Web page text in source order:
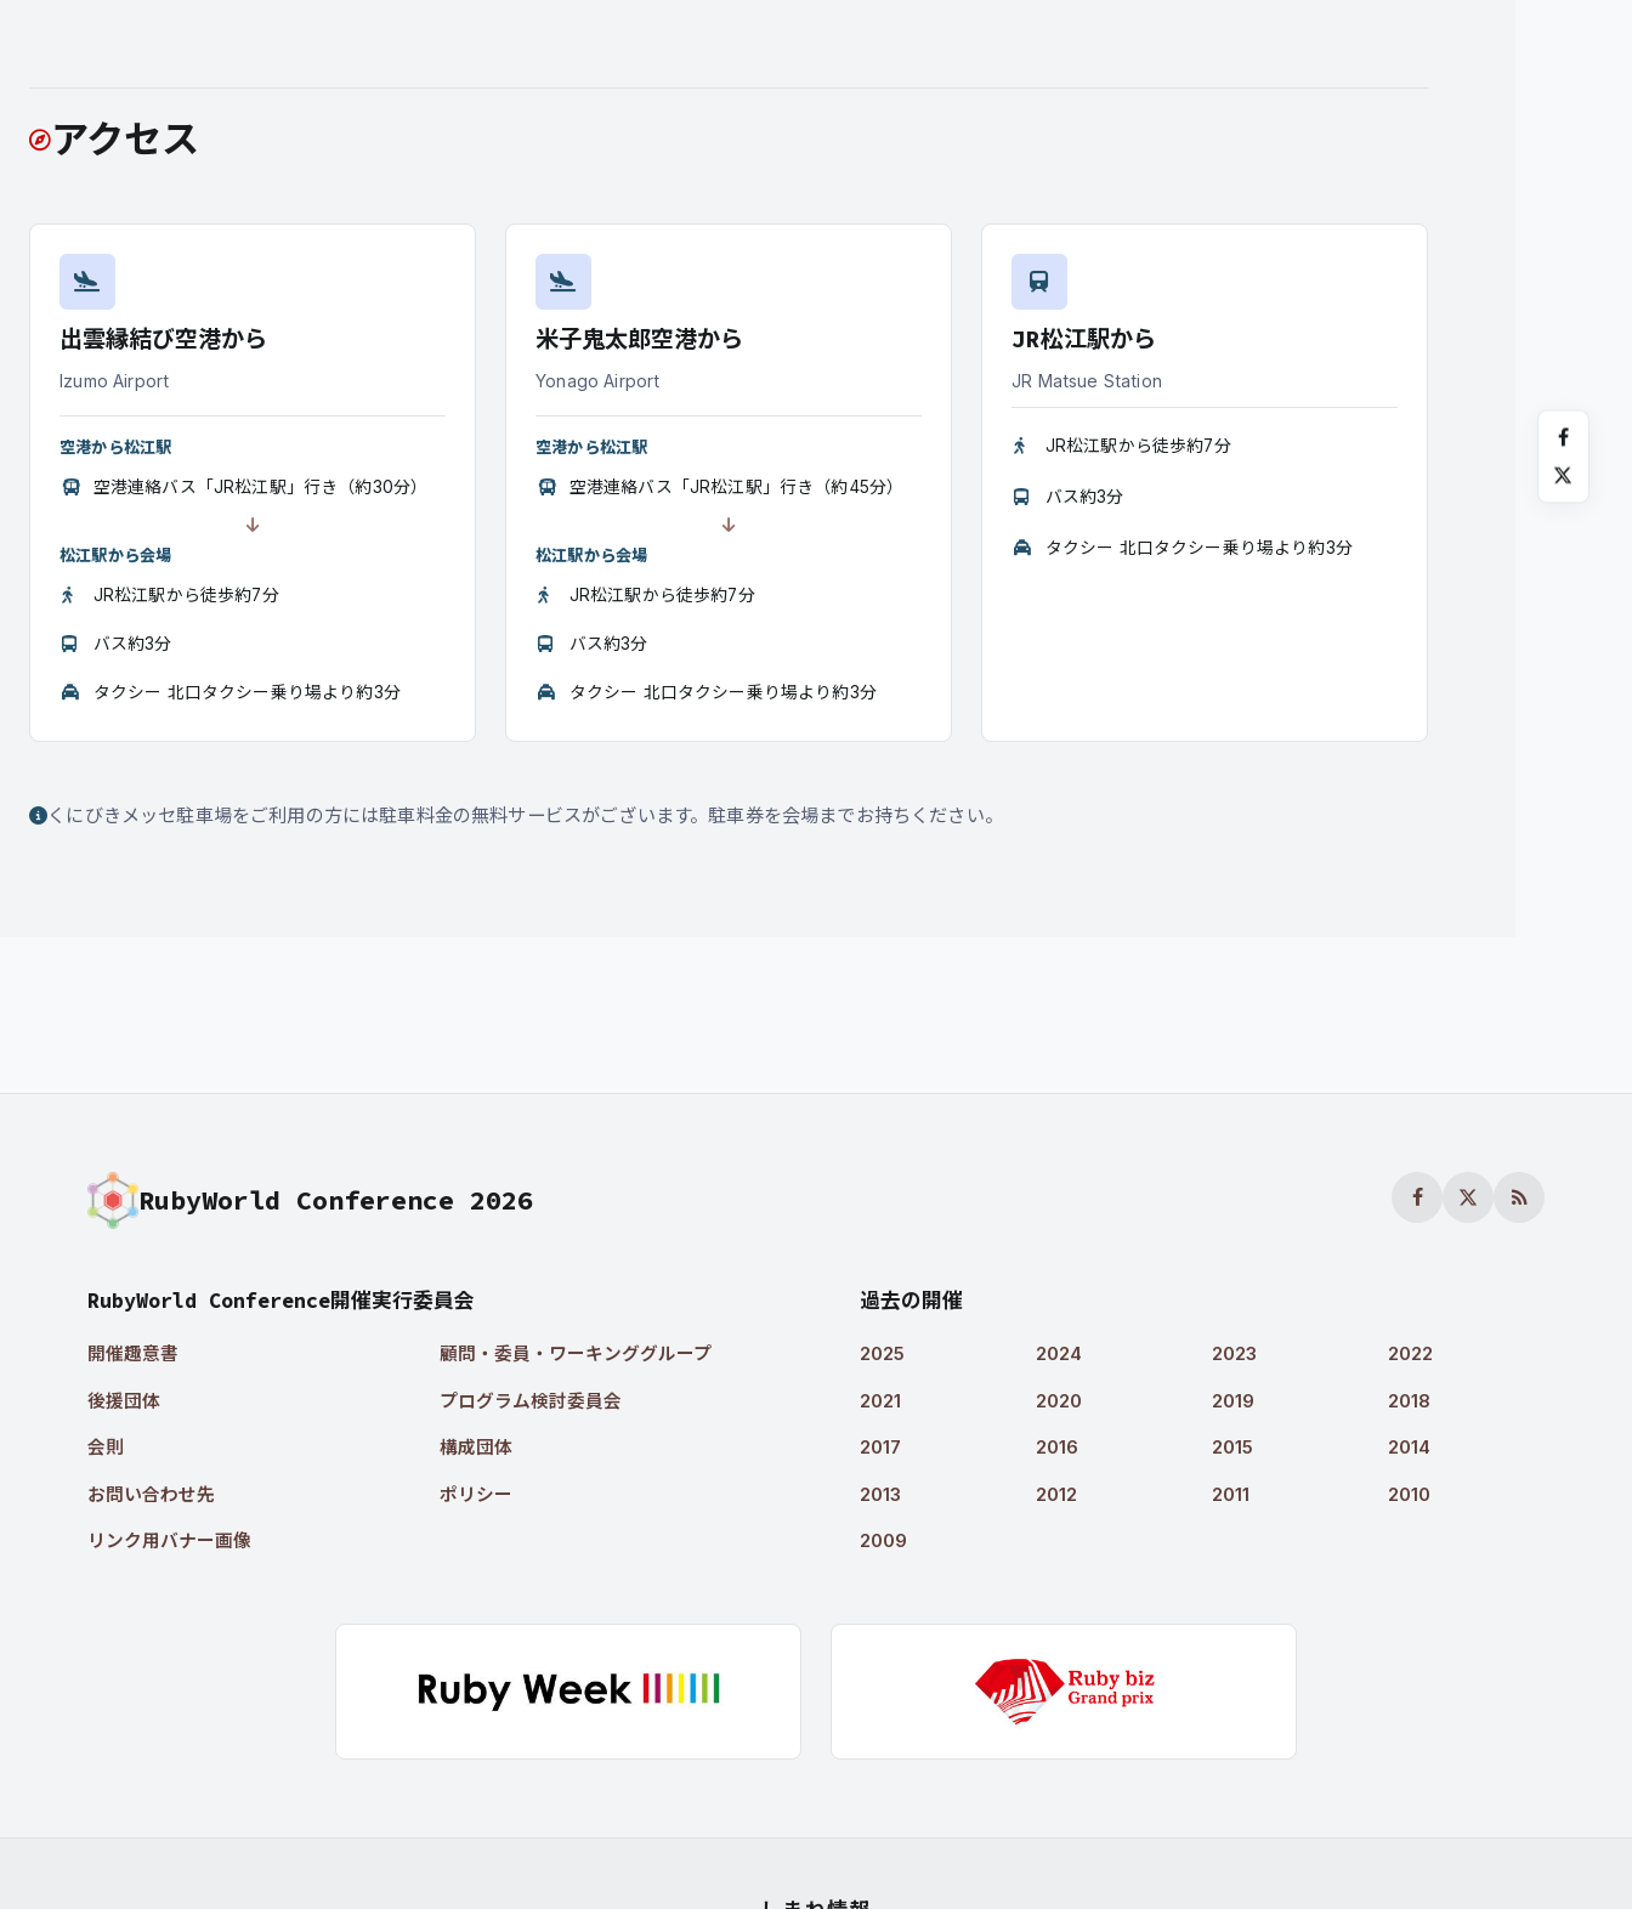
アクセス
出雲縁結び空港から
Izumo Airport
空港から松江駅
空港連絡バス「JR松江駅」行き（約30分）
松江駅から会場
JR松江駅から徒歩約7分
バス約3分
タクシー 北口タクシー乗り場より約3分
米子鬼太郎空港から
Yonago Airport
空港から松江駅
空港連絡バス「JR松江駅」行き（約45分）
松江駅から会場
JR松江駅から徒歩約7分
バス約3分
タクシー 北口タクシー乗り場より約3分
JR松江駅から
JR Matsue Station
JR松江駅から徒歩約7分
バス約3分
タクシー 北口タクシー乗り場より約3分
くにびきメッセ駐車場をご利用の方には駐車料金の無料サービスがございます。駐車券を会場までお持ちください。
RubyWorld Conference 2026
RubyWorld Conference開催実行委員会
開催趣意書 顧問・委員・ワーキンググループ
後援団体 プログラム検討委員会
会則 構成団体
お問い合わせ先 ポリシー
リンク用バナー画像
過去の開催
2025 2024 2023 2022
2021 2020 2019 2018
2017 2016 2015 2014
2013 2012 2011 2010
2009